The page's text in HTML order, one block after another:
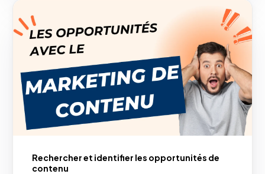
Rechercher et identifier les opportunités de
contenu